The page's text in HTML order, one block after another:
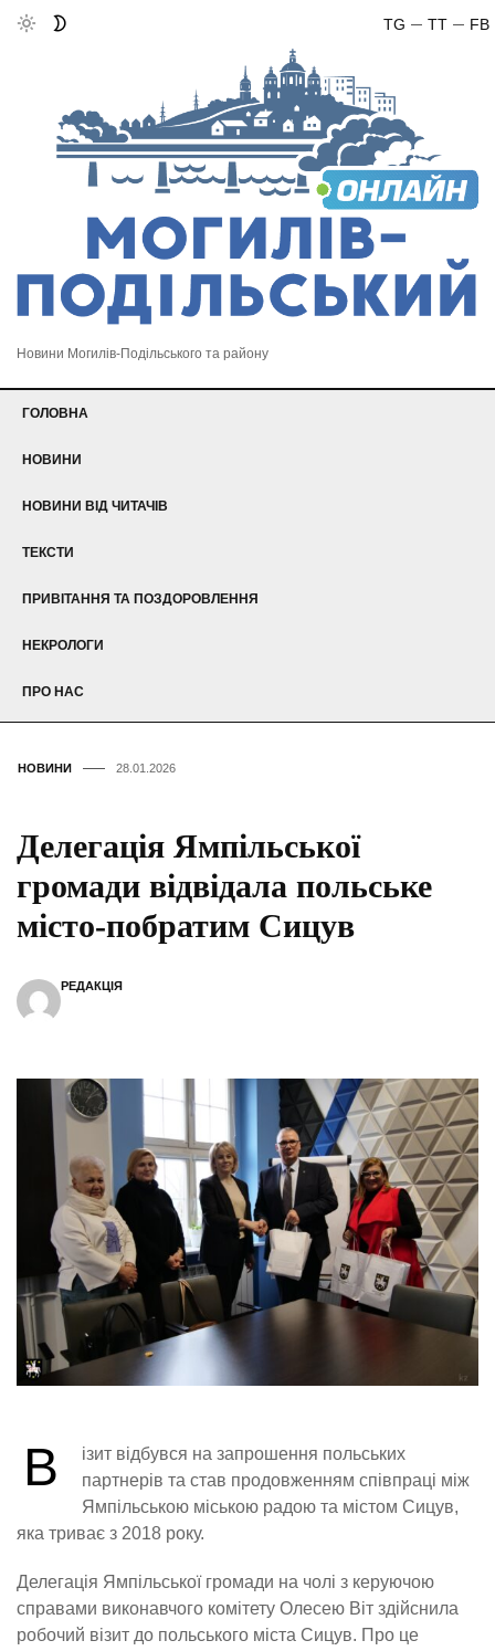
FB
TT
TG
Новини Могилів-Подільського та району
ГОЛОВНА
НОВИНИ
НОВИНИ ВІД ЧИТАЧІВ
ТЕКСТИ
ПРИВІТАННЯ ТА ПОЗДОРОВЛЕННЯ
НЕКРОЛОГИ
ПРО НАС
НОВИНИ 28.01.2026
Делегація Ямпільської
громади відвідала польське
місто-побратим Сицув
РЕДАКЦІЯ
В
ізит відбувся на запрошення польських
партнерів та став продовженням співпраці між
Ямпільською міською радою та містом Сицув,
яка триває з 2018 року.
Делегація Ямпільської громади на чолі з керуючою
справами виконавчого комітету Олесею Віт здійснила
робочий візит до польського міста Сицув. Про це